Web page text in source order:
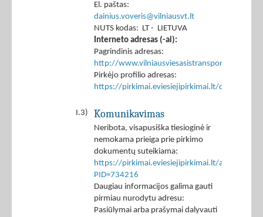
El. paštas:
dainius.voveris@vilniausvt.lt
NUTS kodas: LT - LIETUVA
Interneto adresas (-ai):
Pagrindinis adresas:
http://www.vilniausviesasistransportas.lt
Pirkėjo profilio adresas:
https://pirkimai.eviesiejipirkimai.lt/ctm/
I.3) Komunikavimas
Neribota, visapusiška tiesioginė ir
nemokama prieiga prie pirkimo
dokumentų suteikiama:
https://pirkimai.eviesiejipirkimai.lt/app/rfq/
PID=734216
Daugiau informacijos galima gauti
pirmiau nurodytu adresu:
Pasiūlymai arba prašymai dalyvauti